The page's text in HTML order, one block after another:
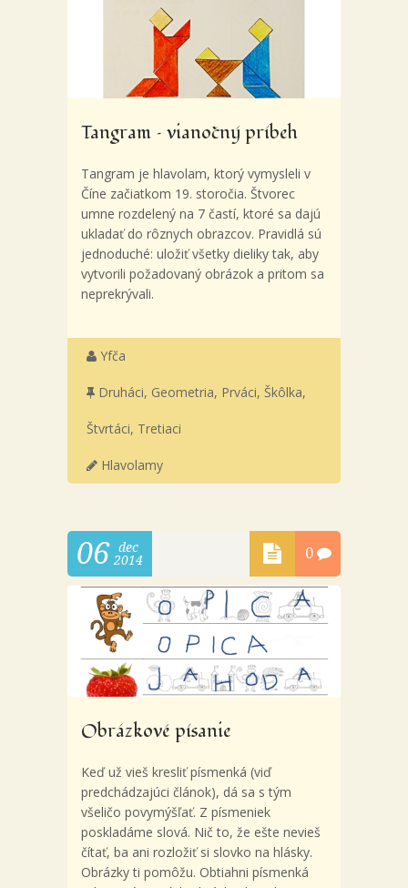
Tangram – vianočný príbeh
Tangram je hlavolam, ktorý vymysleli v
Číne začiatkom 19. storočia. Štvorec
umne rozdelený na 7 častí, ktoré sa dajú
ukladať do rôznych obrazcov. Pravidlá sú
jednoduché: uložiť všetky dieliky tak, aby
vytvorili požadovaný obrázok a pritom sa
neprekrývali.
Yfča
Druháci, Geometria, Prváci, Škôlka,
Štvrtáci, Tretiaci
Hlavolamy
06
dec
2014
0
Obrázkové písanie
Keď už vieš kresliť písmenká (viď
predchádzajúci článok), dá sa s tým
všeličo povymýšľať. Z písmeniek
poskladáme slová. Nič to, že ešte nevieš
čítať, ba ani rozložiť si slovko na hlásky.
Obrázky ti pomôžu. Obtiahni písmenká